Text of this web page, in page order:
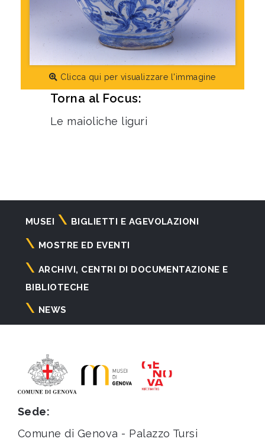
Clicca qui per visualizzare l'immagine
Torna al Focus:
Le maioliche liguri
Navigazione
principale
MUSEI BIGLIETTI E AGEVOLAZIONI
MOSTRE ED EVENTI
ARCHIVI, CENTRI DI DOCUMENTAZIONE E
BIBLIOTECHE
NEWS
Sede:
Comune di Genova - Palazzo Tursi